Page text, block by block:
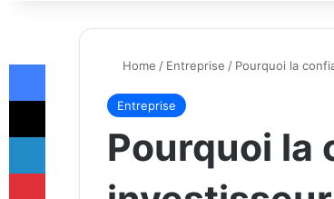
Home / Entreprise / Pourquoi la
Entreprise
Pourquoi la
Facebook
X
LinkedIn
Pinterest